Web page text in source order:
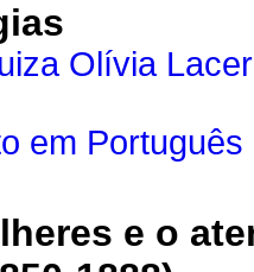
Olívia
em Português
e o